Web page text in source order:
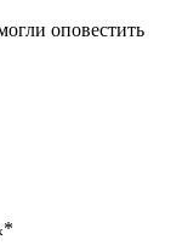
оповестить
*